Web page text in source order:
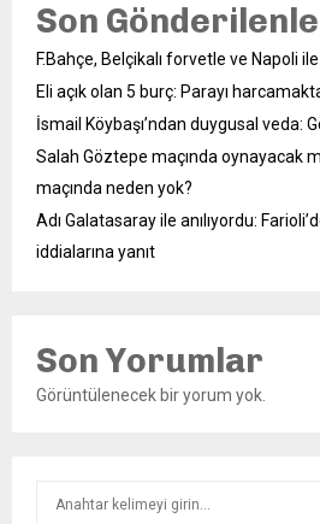
Son
F.Bahçe, Belçikalı forvetle ve Napoli
Eli açık olan 5 burç: Parayı
İsmail Köybaşı’ndan duygusal veda:
Salah Göztepe maçında oynayacak
maçında neden yok?
Adı Galatasaray ile anılıyordu:
iddialarına yanıt
Son Yorumlar
Görüntülenecek bir yorum yok.